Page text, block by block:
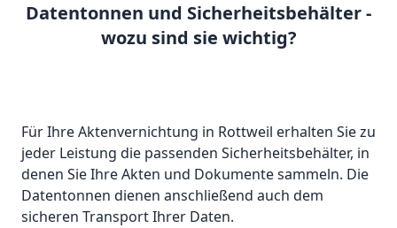
Datentonnen und Sicherheitsbehälter -
wozu sind sie wichtig?
Für Ihre Aktenvernichtung in Rottweil erhalten Sie zu
jeder Leistung die passenden Sicherheitsbehälter, in
denen Sie Ihre Akten und Dokumente sammeln. Die
Datentonnen dienen anschließend auch dem
sicheren Transport Ihrer Daten.